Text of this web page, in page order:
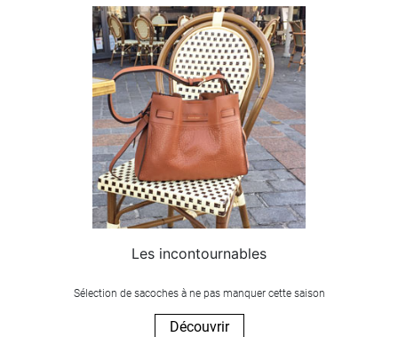
Les incontournables
Sélection de sacoches à ne pas manquer cette saison
Découvrir